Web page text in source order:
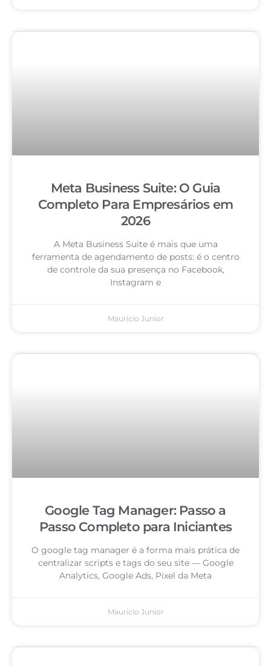
Meta Business Suite: O Guia
Completo Para Empresários em
2026
A Meta Business Suite é mais que uma
ferramenta de agendamento de posts: é o centro
de controle da sua presença no Facebook,
Instagram e
Mauricio Junior
Google Tag Manager: Passo a
Passo Completo para Iniciantes
O google tag manager é a forma mais prática de
centralizar scripts e tags do seu site — Google
Analytics, Google Ads, Pixel da Meta
Mauricio Junior